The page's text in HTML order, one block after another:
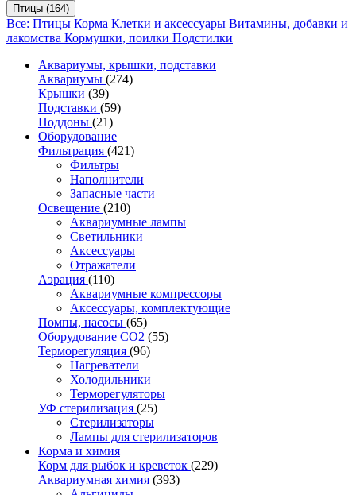
Птицы (164)
Все: Птицы Корма Клетки и аксессуары Витамины, добавки и
лакомства Кормушки, поилки Подстилки
Аквариумы, крышки, подставки
Аквариумы (274)
Крышки (39)
Подставки (59)
Поддоны (21)
Оборудование
Фильтрация (421)
Фильтры
Наполнители
Запасные части
Освещение (210)
Аквариумные лампы
Светильники
Аксессуары
Отражатели
Аэрация (110)
Аквариумные компрессоры
Аксессуары, комплектующие
Помпы, насосы (65)
Оборудование CO2 (55)
Терморегуляция (96)
Нагреватели
Холодильники
Терморегуляторы
УФ стерилизация (25)
Стерилизаторы
Лампы для стерилизаторов
Корма и химия
Корм для рыбок и креветок (229)
Аквариумная химия (393)